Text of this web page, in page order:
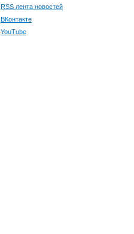
RSS лента новостей
ВКонтакте
YouTube